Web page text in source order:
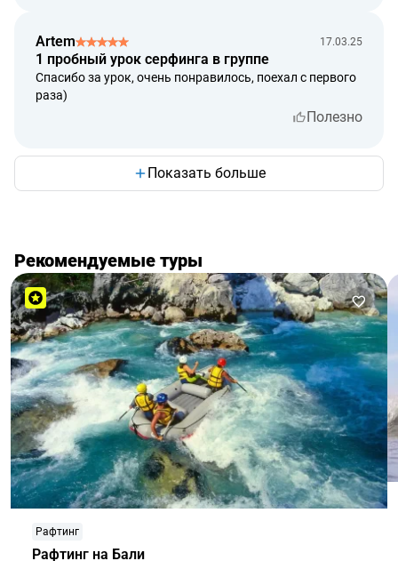
Artem 17.03.25
1 пробный урок серфинга в группе
Спасибо за урок, очень понравилось, поехал с первого
раза)
Полезно
Показать больше
Рекомендуемые туры
Рафтинг на Бали
Рафтинг